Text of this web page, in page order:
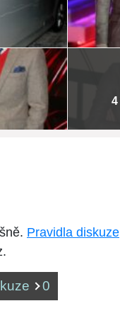
4
Pravidla diskuze
0